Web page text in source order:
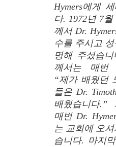
Hymers에게
다. 1972년 7
께서 Dr.
수를 주시고
명해 주셨습
께서는 매번
“제가 배웠던
들은 Dr.
배웠습니다.”
매번 Dr.
는 교회에 오
습니다. 마지